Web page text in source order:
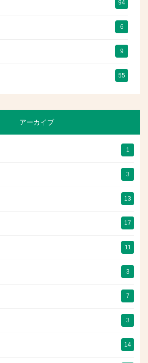
94
6
9
55
アーカイブ
1
3
13
17
11
3
7
3
14